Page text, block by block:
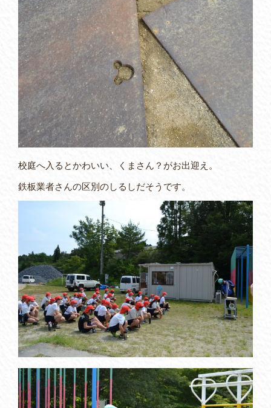
校庭へ入るとかわいい、くまさん？がお出迎え。
鉄板業者さんの区別のしるしだそうです。